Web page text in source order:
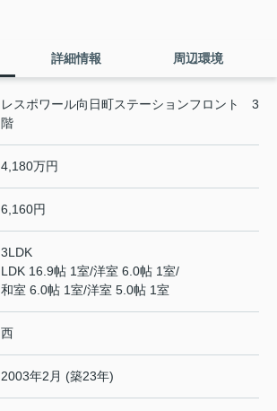
詳細情報 周辺環境
レスポワール向日町ステーションフロント 3
階
4,180万円
6,160円
3LDK
LDK 16.9帖 1室/洋室 6.0帖 1室/
和室 6.0帖 1室/洋室 5.0帖 1室
西
2003年2月 (築23年)